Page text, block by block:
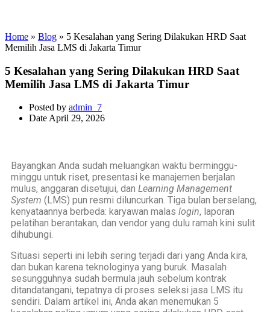
Home » Blog » 5 Kesalahan yang Sering Dilakukan HRD Saat
Memilih Jasa LMS di Jakarta Timur
5 Kesalahan yang Sering Dilakukan HRD Saat
Memilih Jasa LMS di Jakarta Timur
Posted by admin_7
Date April 29, 2026
Bayangkan Anda sudah meluangkan waktu berminggu-
minggu untuk riset, presentasi ke manajemen berjalan
mulus, anggaran disetujui, dan Learning Management
System (LMS) pun resmi diluncurkan. Tiga bulan berselang,
kenyataannya berbeda: karyawan malas login, laporan
pelatihan berantakan, dan vendor yang dulu ramah kini sulit
dihubungi.
Situasi seperti ini lebih sering terjadi dari yang Anda kira,
dan bukan karena teknologinya yang buruk. Masalah
sesungguhnya sudah bermula jauh sebelum kontrak
ditandatangani, tepatnya di proses seleksi jasa LMS itu
sendiri. Dalam artikel ini, Anda akan menemukan 5